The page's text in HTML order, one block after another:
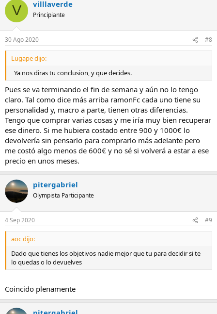
V villlaverde
Principiante
30 Ago 2020 #8
Lugape dijo:
Ya nos diras tu conclusion, y que decides.
Pues se va terminando el fin de semana y aún no lo tengo
claro. Tal como dice más arriba ramonFc cada uno tiene su
personalidad y, macro a parte, tienen otras diferencias.
Tengo que comprar varias cosas y me iría muy bien recuperar
ese dinero. Si me hubiera costado entre 900 y 1000€ lo
devolvería sin pensarlo para comprarlo más adelante pero
me costó algo menos de 600€ y no sé si volverá a estar a ese
precio en unos meses.
pitergabriel
Olympista Participante
4 Sep 2020 #9
aoc dijo:
Dado que tienes los objetivos nadie mejor que tu para decidir si te
lo quedas o lo devuelves
Coincido plenamente